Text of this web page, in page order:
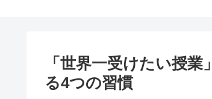
「世界一受けたい授
る4つの習慣